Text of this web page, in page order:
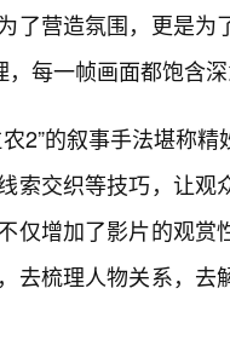
了营造氛围，更是
，每一帧画面都饱含
2”的叙事手法堪称
索交织等技巧，让
仅增加了影片的观
去梳理人物关系，